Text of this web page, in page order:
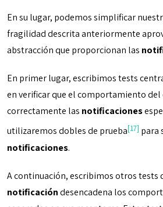
En su lugar, podemos simplificar
fragilidad descrita anteriormente
abstracción que proporcionan las
En primer lugar, escribimos tests
en verificar que el comportamiento del
correctamente las notificaciones
utilizaremos dobles de prueba[17] para
notificaciones.
A continuación, escribimos otros tests
notificacióndesencadena los